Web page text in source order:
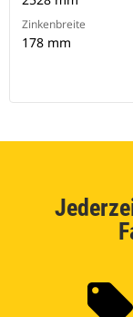
Zinkenbreite
178 mm